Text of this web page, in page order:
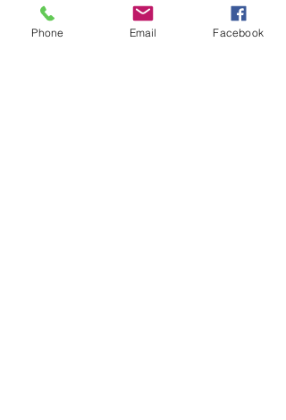
un séjour en cas de force
majeure ou si le nombre
minimum de participants
Phone Email Facebook